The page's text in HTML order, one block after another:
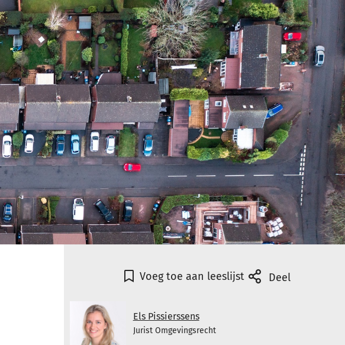
Voeg toe aan leeslijst Deel
Els Pissierssens
Jurist Omgevingsrecht